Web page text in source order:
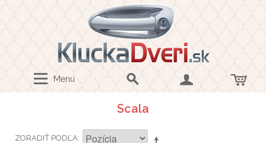
Menu
Scala
ZORADIŤ PODĽA